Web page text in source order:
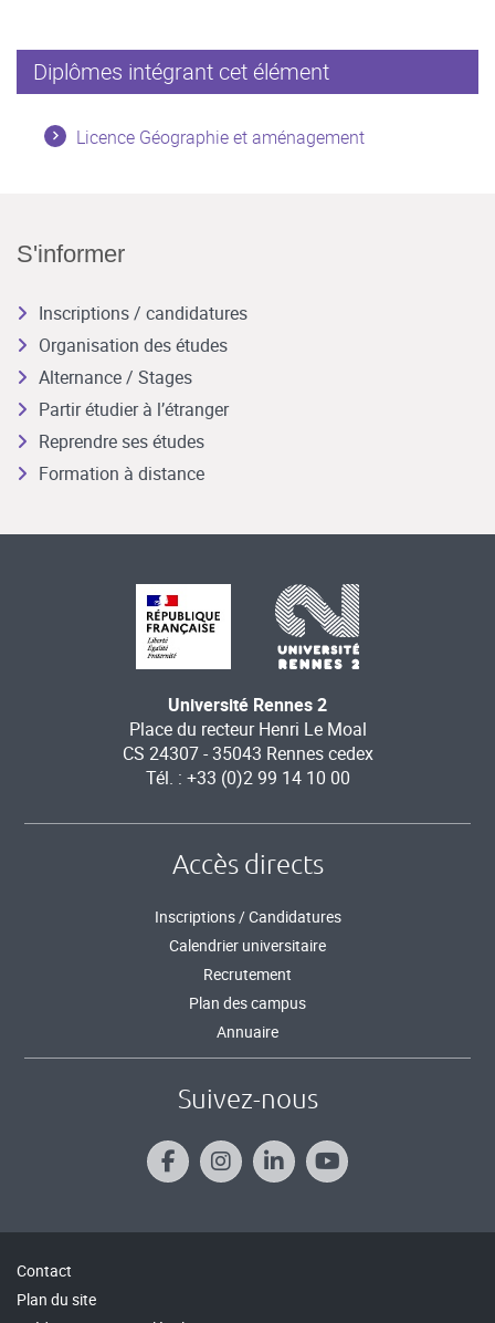
Diplômes intégrant cet élément
Licence Géographie et aménagement
S'informer
Inscriptions / candidatures
Organisation des études
Alternance / Stages
Partir étudier à l’étranger
Reprendre ses études
Formation à distance
Université Rennes 2
Place du recteur Henri Le Moal
CS 24307 - 35043 Rennes cedex
Tél. : +33 (0)2 99 14 10 00
Accès directs
Inscriptions / Candidatures
Calendrier universitaire
Recrutement
Plan des campus
Annuaire
Suivez-nous
Contact
Plan du site